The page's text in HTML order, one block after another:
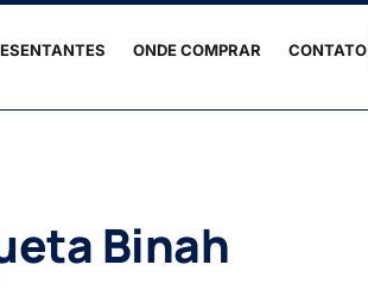
ONDE COMPRAR CONTATO
Binah